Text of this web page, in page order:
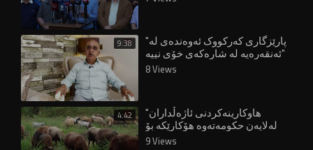
9:38 "پارێزگاری کەرکووک ئەوەندەی لە
ئەنقەرەیە لە شارەکەی خۆی نییە"
8 Views
4:42 "هاوکارینەکردنی ئاژەڵداران
لەلایەن حکومەتەوە هۆکارێکە بۆ
چۆڵبوونی گوندەکان" 9 Views